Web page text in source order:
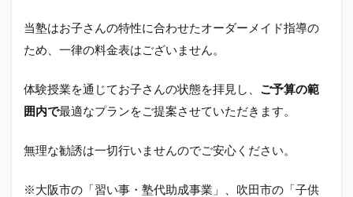
当塾はお子さんの特性に合わせたオーダーメイド指導の
ため、一律の料金表はございません。
体験授業を通じてお子さんの状態を拝見し、 ご予算の範
囲内で最適なプランをご提案させていただきます。
無理な勧誘は一切行いませんのでご安心ください。
※大阪市の「習い事・塾代助成事業」、吹田市の「子供